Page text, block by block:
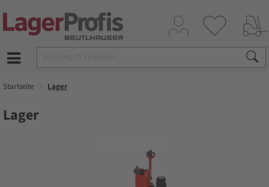
Startseite Lager
Lager